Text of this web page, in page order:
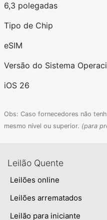
6,3 polegadas
Tipo de Chip
eSIM
Versão do Sistema
iOS 26
Obs: Caso fornecedores não
mesmo nível ou superior. (para
Leilão Quente
Leilões online
Leilões arrematados
Leilão para iniciante